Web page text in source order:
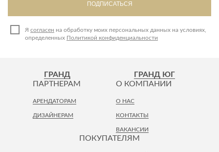
ПОДПИСАТЬСЯ
Я согласен на обработку моих персональных данных на условиях,
определенных Политикой конфиденциальности
ГРАНД ГРАНД ЮГ
ПОКУПАТЕЛЯМ
ПАРТНЕРАМ
АРЕНДАТОРАМ
ДИЗАЙНЕРАМ
О КОМПАНИИ
О НАС
КОНТАКТЫ
ВАКАНСИИ